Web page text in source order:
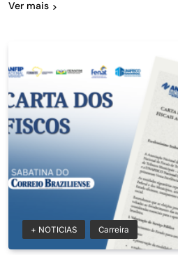
Ver mais
+ NOTICIAS Carreira